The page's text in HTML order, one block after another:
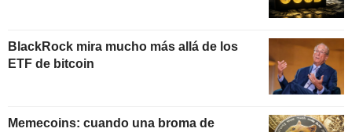
BlackRock mira mucho más allá de los
ETF de bitcoin
Memecoins: cuando una broma de